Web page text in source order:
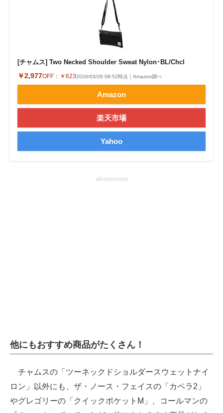
[チャムス] Two Necked Shoulder Sweat Nylon･BL/Chcl
￥2,977OFF： ￥6232026/03/26 08:52時点｜Amazon調べ
Amazon
楽天市場
Yahoo
advertisement
他にもおすすめ商品がたくさん！
チャムスの「ツーネックドショルダースウェットナイ
ロン」以外にも、ザ・ノース・フェイスの「カペラ2」
やグレゴリーの「クイックポケットM」、コールマンの